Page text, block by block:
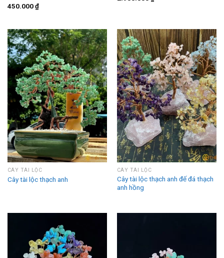
450.000₫
CÂY TÀI LỘC
Cây tài lộc thạch anh
CÂY TÀI LỘC
Cây tài lộc thạch anh đế đá thạch
anh hồng